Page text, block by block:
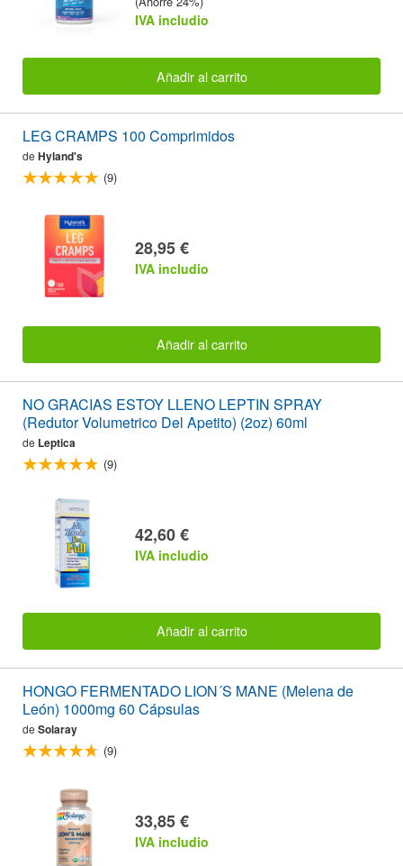
IVA includio
Añadir al carrito
LEG CRAMPS 100 Comprimidos
de Hyland's
(9)
28,95 €
IVA includio
Añadir al carrito
NO GRACIAS ESTOY LLENO LEPTIN SPRAY
(Redutor Volumetrico Del Apetito) (2oz) 60ml
de Leptica
(9)
42,60 €
IVA includio
Añadir al carrito
HONGO FERMENTADO LION´S MANE (Melena de
León) 1000mg 60 Cápsulas
de Solaray
(9)
33,85 €
IVA includio